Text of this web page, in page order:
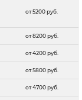
от 5200 руб.
от 8200 руб.
от 4200 руб.
от 5800 руб.
от 4700 руб.